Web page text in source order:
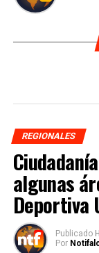
REGIONALES
algunas
Deportiva
Publicado
Por